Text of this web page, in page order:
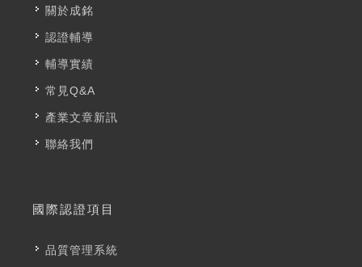
關於成銘
認證輔導
輔導實績
常見Q&A
產業文章新訊
聯絡我們
國際認證項目
品質管理系統